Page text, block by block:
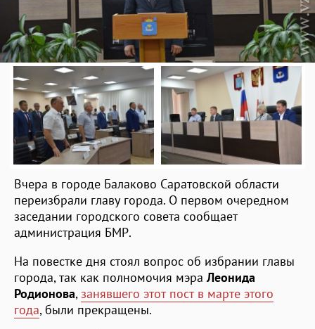
Вчера в городе Балаково Саратовской области
переизбрали главу города. О первом очередном
заседании городского совета сообщает
администрация БМР.
На повестке дня стоял вопрос об избрании главы
города, так как полномочия мэра Леонида
Родионова, занявшего этот пост в марте этого
года, были прекращены.